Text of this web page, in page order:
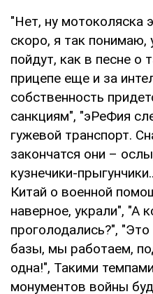
"Нет, ну мотоколяска
скоро, я так понимаю,
пойдут, как в песне о
прицепе еще и за
собственность
санкциям", "эРеФия
гужевой транспорт.
закончатся они –
кузнечики-
Китай о военной
наверное, украли", "А
проголодались?",
базы, мы работаем,
одна!", Такими
монументов войны